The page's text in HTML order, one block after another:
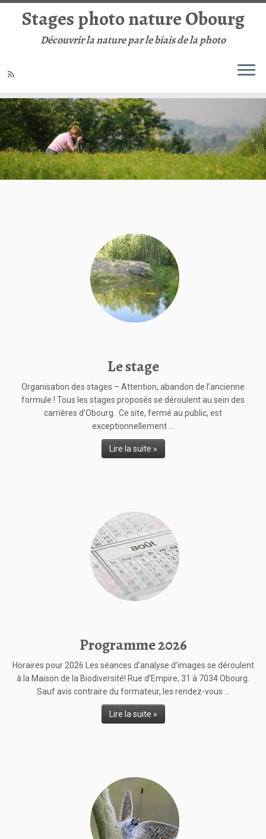
Stages photo nature Obourg
Découvrir la nature par le biais de la photo
Le stage
Organisation des stages – Attention, abandon de l’ancienne
formule ! Tous les stages proposés se déroulent au sein des
carrières d’Obourg. Ce site, fermé au public, est
exceptionnellement ...
Lire la suite »
Programme 2026
Horaires pour 2026 Les séances d’analyse d’images se déroulent
à la Maison de la Biodiversité! Rue d’Empire, 31 à 7034 Obourg.
Sauf avis contraire du formateur, les rendez-vous ...
Lire la suite »